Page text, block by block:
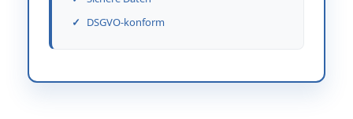
DSGVO-konform